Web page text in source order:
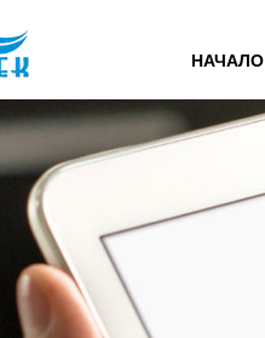
НАЧАЛО